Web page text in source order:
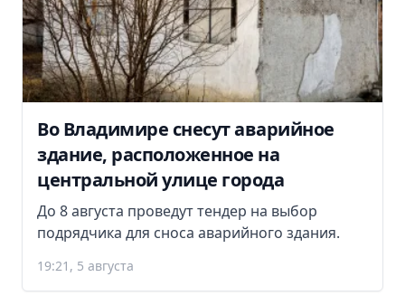
Во Владимире снесут аварийное
здание, расположенное на
центральной улице города
До 8 августа проведут тендер на выбор
подрядчика для сноса аварийного здания.
19:21, 5 августа